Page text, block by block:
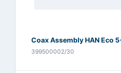
Coax Assembly HAN Eco
399500002/30